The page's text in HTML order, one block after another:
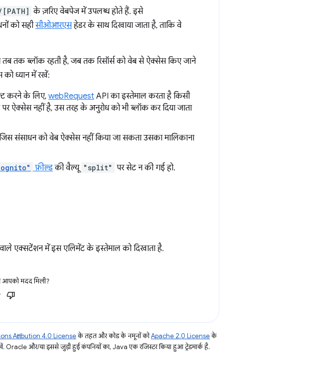
के ज़रिए वेबपेज में उपलब्ध होते हैं. इसे
को सहीसीओआरएसहेडर के साथ दिखाया जाता है, ताकि वे
तब तक ब्लॉक रहती है, जब तक रिसॉर्स को वेब से ऐक्सेस किए जाने
को ध्यान में रखें:
करने के लिए, webRequest API का इस्तेमाल करता है किसी
ऐक्सेस नहीं है, उस तरह के अनुरोध को भी ब्लॉक कर दिया जाता
संसाधन को वेब ऐक्सेस नहीं किया जा सकता उसका मालिकाना
फ़ील्डकी वैल्यू "split" पर सेट न की गई हो.
एक्सटेंशन में इस एलिमेंट के इस्तेमाल को दिखाता है.
आपको मदद मिली?
Attribution 4.0 Licenseके तहत और कोड के नमूनों कोApache 2.0 Licenseके
Oracle और/या इससे जुड़ी हुई कंपनियों का, Java एक रजिस्टर किया हुआ ट्रेडमार्क है.